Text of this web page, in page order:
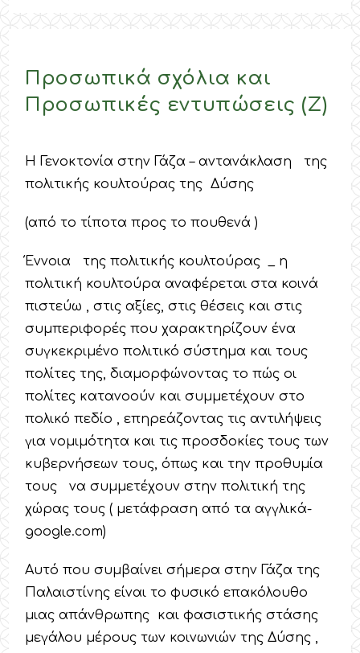
Προσωπικά σχόλια και
Προσωπικές εντυπώσεις (Ζ)
Η Γενοκτονία στην Γάζα – αντανάκλαση της
πολιτικής κουλτούρας της Δύσης
(από το τίποτα προς το πουθενά )
Έννοια της πολιτικής κουλτούρας _ η
πολιτική κουλτούρα αναφέρεται στα κοινά
πιστεύω , στις αξίες, στις θέσεις και στις
συμπεριφορές που χαρακτηρίζουν ένα
συγκεκριμένο πολιτικό σύστημα και τους
πολίτες της, διαμορφώνοντας το πώς οι
πολίτες κατανοούν και συμμετέχουν στο
πολικό πεδίο , επηρεάζοντας τις αντιλήψεις
για νομιμότητα και τις προσδοκίες τους των
κυβερνήσεων τους, όπως και την προθυμία
τους να συμμετέχουν στην πολιτική της
χώρας τους ( μετάφραση από τα αγγλικά-
google.com)
Αυτό που συμβαίνει σήμερα στην Γάζα της
Παλαιστίνης είναι το φυσικό επακόλουθο
μιας απάνθρωπης και φασιστικής στάσης
μεγάλου μέρους των κοινωνιών της Δύσης ,